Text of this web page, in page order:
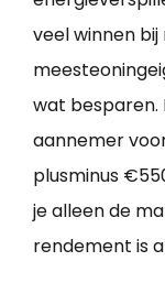
veel winnen bij
wat
aannemer
plusminus
je alleen de
rendement is